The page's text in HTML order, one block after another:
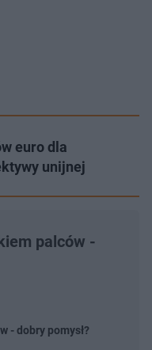
euro dla
unijnej
palców -
- dobry pomysł?